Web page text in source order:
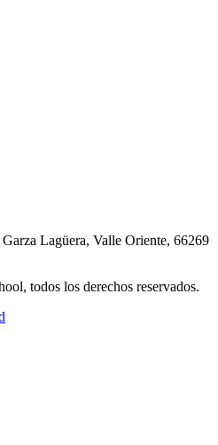
Lagüera, Valle Oriente, 66269
todos los derechos reservados.